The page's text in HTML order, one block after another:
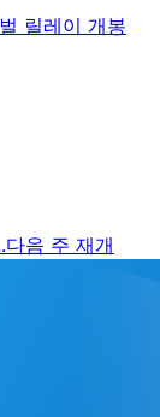
릴레이 개봉
음 주 재개